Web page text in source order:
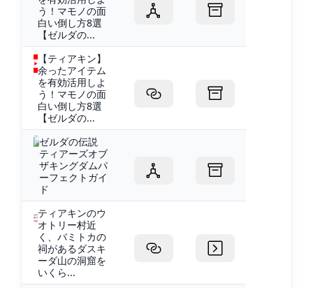
う！マモノの面
白い倒し方8選
【ゼルダの...
【ティアキン】
余ったアイテム
を有効活用しよ
う！マモノの面
白い倒し方8選
【ゼルダの...
ゼルダの伝説
ティアーズオブ
ザキングダムパ
ーフェクトガイ
ド
ティアキンのウ
オトリー村近
く、バミトカの
祠があるダスキ
ーダ山の洞窟を
いくら...